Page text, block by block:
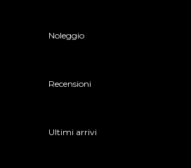
Noleggio
Recensioni
Ultimi arrivi